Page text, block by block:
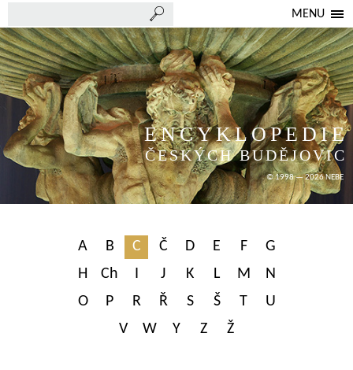
MENU
ENCYKLOPEDIE
ČESKÝCH BUDĚJOVIC
© 1998 — 2026 NEBE
A B C Č D E F
G
H
Ch I J K L M
N
O
P R Ř S Š T
U
V
W Y Z Ž